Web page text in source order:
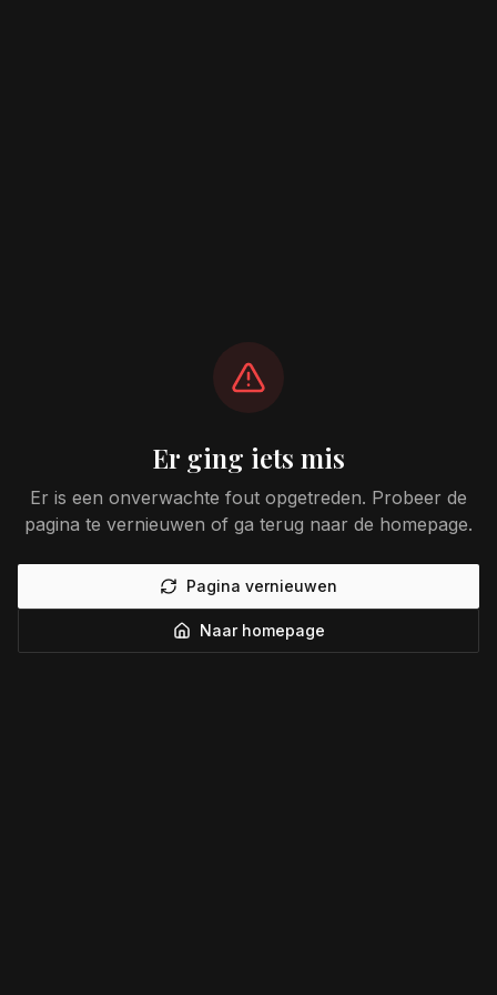
Er ging iets mis
Er is een onverwachte fout opgetreden. Probeer de
pagina te vernieuwen of ga terug naar de homepage.
Pagina vernieuwen
Naar homepage